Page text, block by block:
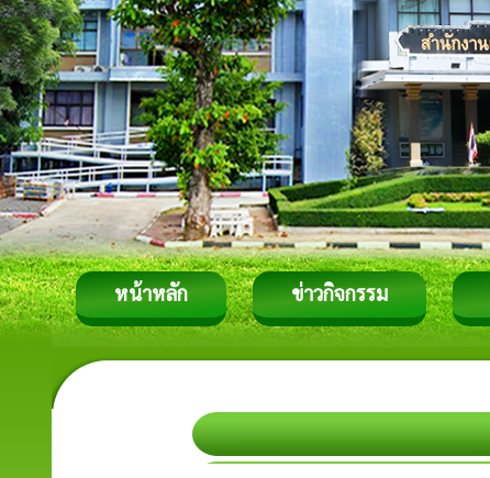
หน้าหลัก ข่าวกิจกรรม